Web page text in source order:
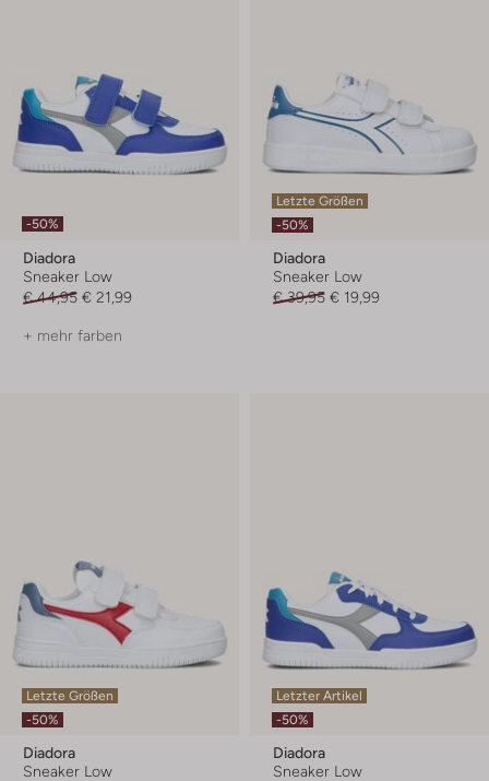
-50%
Diadora
Sneaker Low
€ 44,95 € 21,99
+ mehr farben
Letzte Größen
-50%
Diadora
Sneaker Low
€ 39,95 € 19,99
Letzte Größen
-50%
Diadora
Sneaker Low
Letzter Artikel
-50%
Diadora
Sneaker Low